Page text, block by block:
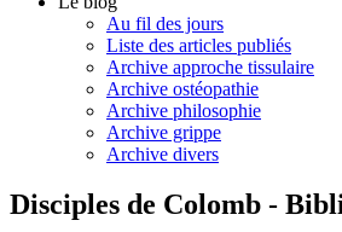
Au fil des jours
Liste des articles publiés
Archive approche tissulaire
Archive ostéopathie
Archive philosophie
Archive grippe
Archive divers
Disciples de Colomb -